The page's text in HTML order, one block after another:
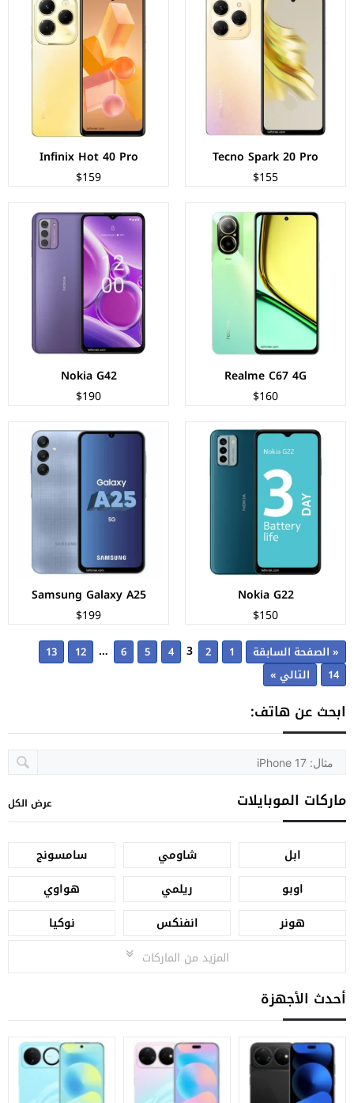
Tecno Spark 20 Pro
$155
Infinix Hot 40 Pro
$159
Realme C67 4G
$160
الكاميرات:خلفية 108+2 م.ب/ امامية 8 م.ب
الذاكرة+الرام:128/256 + 6/8 جيجابايت
نظام التشغيل:Android 14
البطارية:5000 مللي أمبير - 33 واط
Nokia G42
$190
الشاشة:IPS LCD بحجم 6.56 بوصة بدقة HD+
المعالج:
الكاميرات:خلفية 50+2+2 م.ب/ امامية 8 م.ب
الذاكرة+الرام:128/256 + 4/6/8 جيجابايت
نظام التشغيل: Android 13
البطارية:5000 مللي امبير - 20 واط
عرض المواصفات ←
Nokia G22
$150
الكاميرات:
خلفية 50+2+2 م.ب / امامية 8 م.ب
نظام التشغيل:Android 12
البطارية:5050 مللي امبير - 20 واط
عرض المواصفات ←
Samsung Galaxy A25
$199
الشاشة:سوبر اموليد بحجم 6.5 بوصة بدقة FHD+
المعالج:Exynos 1280
الكاميرات:خلفية 50+8+2 م.ب/ امامية 13 م.ب.
الذاكرة+الرام:128/256 + 6/8 جيجابايت
نظام التشغيل:Android 14
البطارية:
عرض المواصفات ←
« الصفحة السابقة 1
2
3
4
5
6
…
12
13
14
التالي »
ابحث عن هاتف:
ماركات الموبايلات عرض الكل
ابل شاومي
سامسونج
اوبو
ريلمي
هواوي
هونر
انفنكس
نوكيا
المزيد من الماركات
أحدث الأجهزة